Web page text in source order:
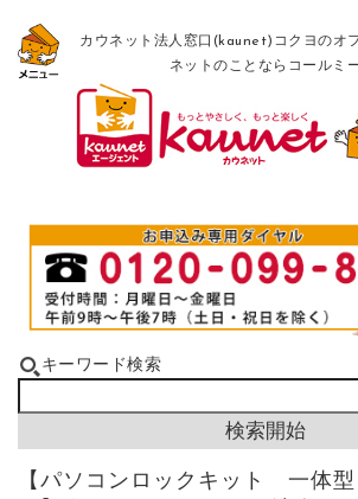
カウネット法人窓口(kaunet)コクヨのオ
ネットのことならコールミ
キーワード検索
【パソコンロックキット 一体型